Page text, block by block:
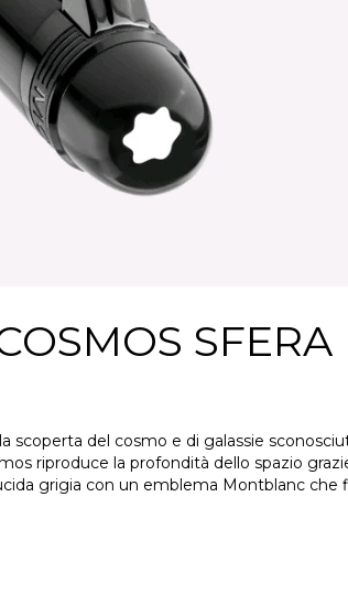
scoperta del cosmo e di galassie
riproduce la profondità dello spazio
grigia con un emblema Montblanc che